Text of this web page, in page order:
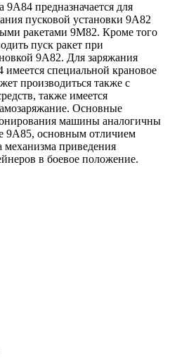
предназначается для
пусковой установки 9А82
ракетами 9М82. Кроме того
пуск ракет при
9А82. Для заряжания
специальной крановое
производиться также с
также имеется
Основные
машины аналогичны
9А85, основным отличием
механизма приведения
в боевое положение.